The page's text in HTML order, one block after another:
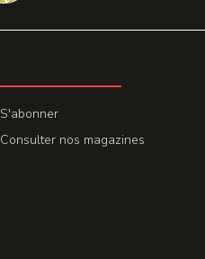
S'abonner
Consulter nos magazines